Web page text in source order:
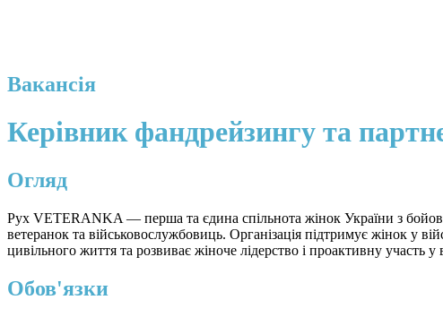
Вакансія
Керівник фандрейзингу та
Огляд
Рух VETERANKA — перша та єдина спільнота жінок України з
ветеранок та військовослужбовиць. Організація підтримує жінок у
цивільного життя та розвиває жіноче лідерство і проактивну участь у
Обов'язки